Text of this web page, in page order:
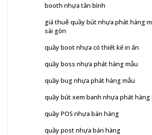
booth nhựa tân bình
giá thuê quầy bút nhựa phát hàng
sài gòn
quầy boot nhựa có thiết kế in ấn
quầy boss nhựa phát hàng mẫu
quầy bug nhựa phát hàng mẫu
quầy bút xem banh nhựa phát hàng
quầy POS nhựa bán hàng
quầy post nhựa bán hàng